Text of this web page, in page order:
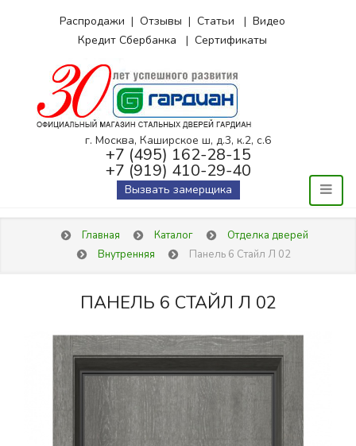
Распродажи | Отзывы | Статьи | Видео
Кредит Сбербанка | Сертификаты
г. Москва, Каширское ш, д.3, к.2, с.6
+7 (495) 162-28-15
+7 (919) 410-29-40
Вызвать замерщика
Главная Каталог
Отделка дверей
Внутренняя
Панель 6 Стайл Л 02
ПАНЕЛЬ 6 СТАЙЛ Л 02